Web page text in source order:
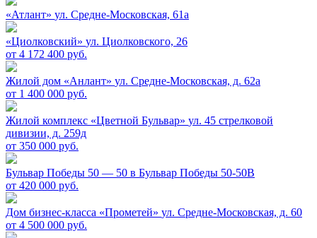
«Атлант» ул. Средне-Московская, 61а
«Циолковский» ул. Циолковского, 26
от 4 172 400 руб.
Жилой дом «Анлант» ул. Средне-Московская, д. 62а
от 1 400 000 руб.
Жилой комплекс «Цветной Бульвар» ул. 45 стрелковой
дивизии, д. 259д
от 350 000 руб.
Бульвар Победы 50 — 50 в Бульвар Победы 50-50В
от 420 000 руб.
Дом бизнес-класса «Прометей» ул. Средне-Московская, д. 60
от 4 500 000 руб.